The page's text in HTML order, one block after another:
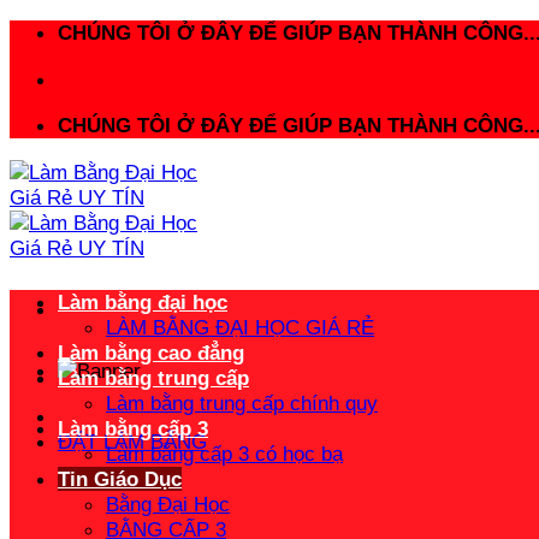
CHÚNG TÔI Ở ĐÂY ĐỂ GIÚP BẠN THÀNH
CHÚNG TÔI Ở ĐÂY ĐỂ GIÚP BẠN THÀNH
ĐẶT LÀM BẰNG
Làm bằng đại học
LÀM BẰNG ĐẠI HỌC GIÁ RẺ
Làm bằng cao đẳng
Làm bằng trung cấp
Làm bằng trung cấp chính quy
Làm bằng cấp 3
Làm bằng cấp 3 có học bạ
Tin Giáo Dục
Bằng Đại Học
BẰNG CẤP 3